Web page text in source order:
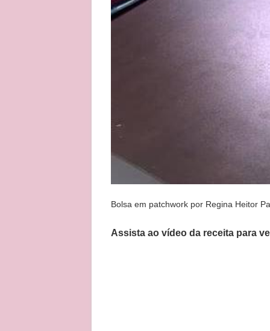
Bolsa em patchwork por Regina Heitor
Assista ao vídeo da receita para